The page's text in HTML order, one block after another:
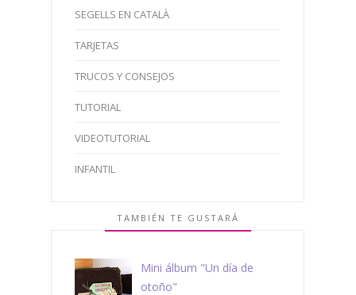
SEGELLS EN CATALÀ
TARJETAS
TRUCOS Y CONSEJOS
TUTORIAL
VIDEOTUTORIAL
INFANTIL
TAMBIÉN TE GUSTARÁ
Mini álbum "Un día de
otoño"